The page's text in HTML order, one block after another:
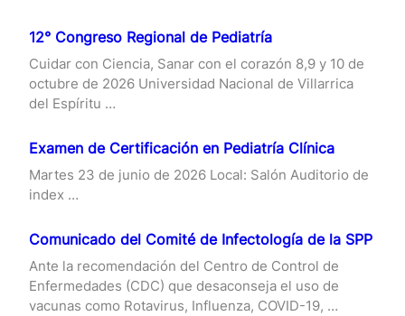
12° Congreso Regional de Pediatría
Cuidar con Ciencia, Sanar con el corazón 8,9 y 10 de
octubre de 2026 Universidad Nacional de Villarrica
del Espíritu …
Examen de Certificación en Pediatría Clínica
Martes 23 de junio de 2026 Local: Salón Auditorio de
index …
Comunicado del Comité de Infectología de la SPP
Ante la recomendación del Centro de Control de
Enfermedades (CDC) que desaconseja el uso de
vacunas como Rotavirus, Influenza, COVID-19, …